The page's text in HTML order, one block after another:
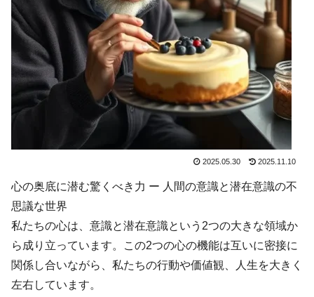
2025.05.30 2025.11.10
心の奥底に潜む驚くべき力 ー 人間の意識と潜在意識の不
思議な世界
私たちの心は、意識と潜在意識という2つの大きな領域か
ら成り立っています。この2つの心の機能は互いに密接に
関係し合いながら、私たちの行動や価値観、人生を大きく
左右しています。